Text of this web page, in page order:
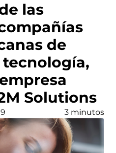
las
de
Solutions
3 minutos